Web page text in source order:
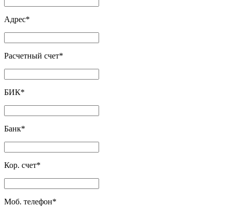
Адрес*
Расчетный счет*
БИК*
Банк*
Кор. счет*
Моб. телефон*